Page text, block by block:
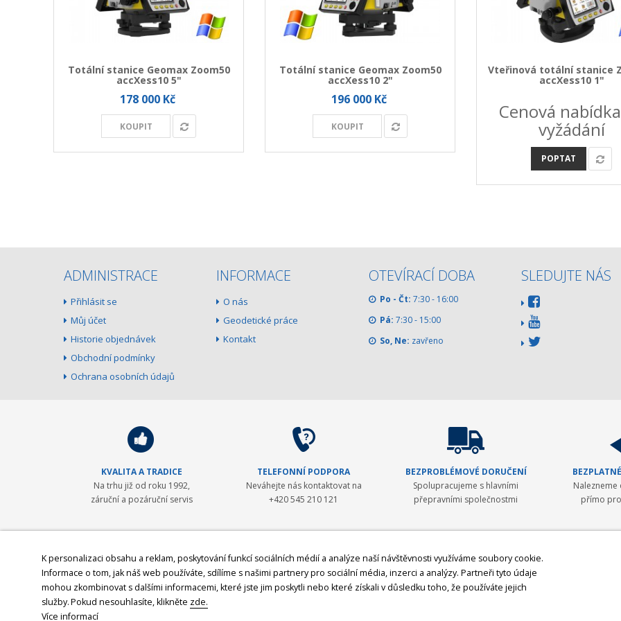
Totální stanice Geomax Zoom50
accXess10 5"
178 000 Kč
KOUPIT
Totální stanice Geomax Zoom50
accXess10 2"
196 000 Kč
KOUPIT
Vteřinová totální stanice
accXess10 1"
Cenová
vyžádání
POPTAT
ADMINISTRACE
Přihlásit se
Můj účet
Historie objednávek
Obchodní podmínky
Ochrana osobních údajů
INFORMACE
O nás
Geodetické práce
Kontakt
OTEVÍRACÍ DOBA
Po - Čt: 7:30 - 16:00
Pá: 7:30 - 15:00
So, Ne: zavřeno
SLEDUJTE NÁS
K personalizaci obsahu a reklam, poskytování funkcí sociálních médií a analýze naší návštěvnosti využíváme soubory cookie.
Informace o tom, jak náš web používáte, sdílíme s našimi partnery pro sociální média, inzerci a analýzy. Partneři tyto údaje
mohou zkombinovat s dalšími informacemi, které jste jim poskytli nebo které získali v důsledku toho, že používáte jejich
služby.Pokud nesouhlasíte, klikněte zde.
Více informací
KVALITA A TRADICE
Na trhu již od roku 1992,
záruční a pozáruční servis
TELEFONNÍ PODPORA
Neváhejte nás kontaktovat na
+420 545 210 121
BEZPROBLÉMOVÉ DORUČENÍ
Spolupracujeme s hlavními
přepravními společnostmi
přímo
GEOPEN Systems
Společnost GEOPEN, s.r.o. byla založena v roce 1992 a od počátku se věnovala zavádění moderní měřické techniky ve stavebnictví a v
byl Pentax - přední japonský výrobce (nejen) geodetické techniky. Postupem času byla nabídka rozšířena o spolehlivá laserová zařízení Laser
2008 navázali spolupráci se společností
z USA. V posledních letech byly
CableDetection a speciální laserová technika značek AMA Laser a Theis